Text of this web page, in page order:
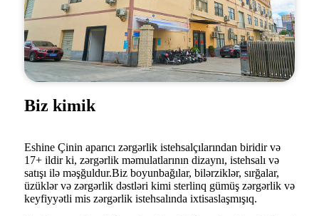
Biz kimik
Eshine Çinin aparıcı zərgərlik istehsalçılarından biridir və
17+ ildir ki, zərgərlik məmulatlarının dizaynı, istehsalı və
satışı ilə məşğuldur.Biz boyunbağılar, bilərziklər, sırğalar,
üzüklər və zərgərlik dəstləri kimi sterlinq gümüş zərgərlik və
keyfiyyətli mis zərgərlik istehsalında ixtisaslaşmışıq.